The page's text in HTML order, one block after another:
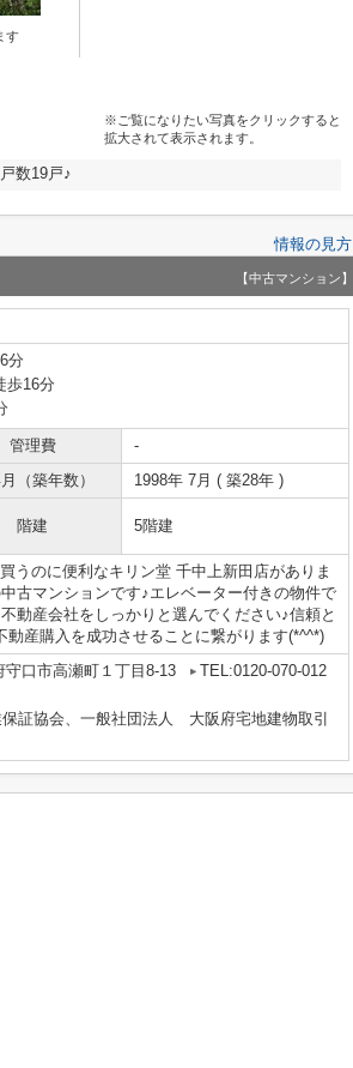
す
※ご覧になりたい写真をクリックすると
拡大されて表示されます。
数19戸♪
情報の見方
【中古マンション】
分
歩16分
管理費
-
（築年数） 1998年 7月 ( 築28年 )
階建 5階建
うのに便利なキリン堂 千中上新田店がありま
古マンションです♪エレベーター付きの物件で
動産会社をしっかりと選んでください♪信頼と
産購入を成功させることに繋がります(*^^*)
守口市高瀬町１丁目8-13
TEL:0120-070-012
証協会、一般社団法人 大阪府宅地建物取引